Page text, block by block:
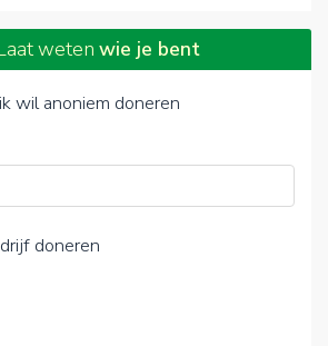
bijdrage
wetenwie je bent
wil anoniem doneren
doneren